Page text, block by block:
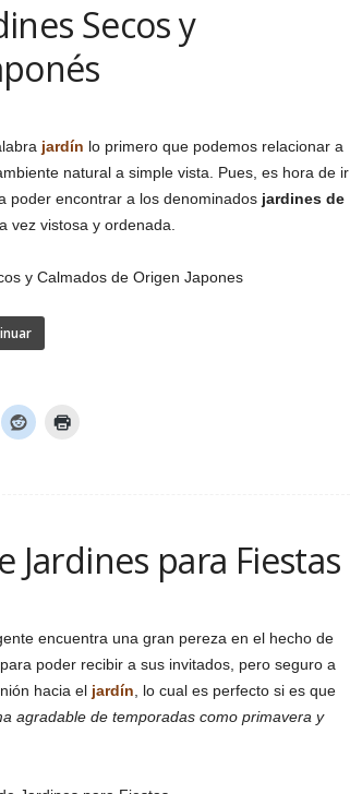
Secos y
jardín lo primero que podemos relacionar a
natural a simple vista. Pues, es hora de ir
poder encontrar a los denominados jardines de
vez vistosa y ordenada.
Jardines para Fiestas
encuentra una gran pereza en el hecho de
poder recibir a sus invitados, pero seguro a
hacia el jardín , lo cual es perfecto si es que
agradable de temporadas como primavera y